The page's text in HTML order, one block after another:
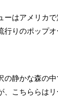
ーはアメリカ
行りのポップオ
の静かな森の
、こちららは